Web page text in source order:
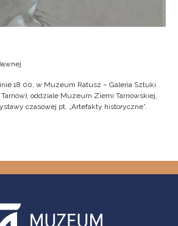
18.00, w Muzeum Ratusz – Galeria Sztuki
Tarnów), oddziale Muzeum Ziemi Tarnowskiej,
czasowej pt. „Artefakty historyczne”.